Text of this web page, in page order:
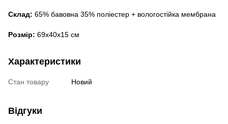
Склад: 65% бавовна 35% поліестер + вологостійка мембрана
Розмір: 69x40x15 см
Характеристики
Стан товару Новий
Відгуки